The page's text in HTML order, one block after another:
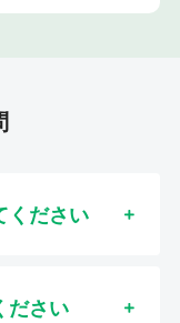
ください
ださい